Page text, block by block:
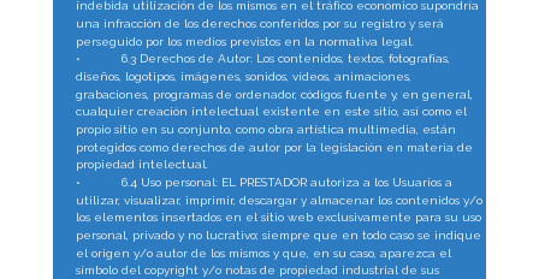
indebida utilización de los mismos en el tráfico económico supondría
una infracción de los derechos conferidos por su registro y será
perseguido por los medios previstos en la normativa legal.
•
6.3 Derechos de Autor: Los contenidos, textos, fotografías,
diseños, logotipos, imágenes, sonidos, vídeos, animaciones,
grabaciones, programas de ordenador, códigos fuente y, en general,
cualquier creación intelectual existente en este sitio, así como el
propio sitio en su conjunto, como obra artística multimedia, están
protegidos como derechos de autor por la legislación en materia de
propiedad intelectual.
•
6.4 Uso personal: EL PRESTADOR autoriza a los Usuarios a
utilizar, visualizar, imprimir, descargar y almacenar los contenidos y/o
los elementos insertados en el sitio web exclusivamente para su uso
personal, privado y no lucrativo; siempre que en todo caso se indique
el origen y/o autor de los mismos y que, en su caso, aparezca el
símbolo del copyright y/o notas de propiedad industrial de sus